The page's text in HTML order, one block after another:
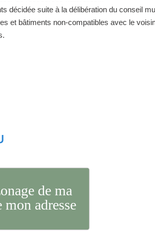
décidée suite à la délibération du conseil
et bâtiments non-compatibles avec le
de ma
adresse